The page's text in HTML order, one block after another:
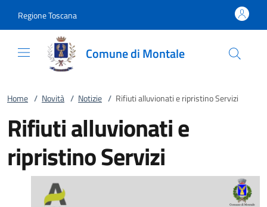
Regione Toscana
Comune di Montale
Home / Novità / Notizie / Rifiuti alluvionati e ripristino Servizi
Rifiuti alluvionati e
ripristino Servizi